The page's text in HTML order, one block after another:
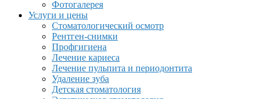
Фотогалерея
Услуги и цены
Стоматологический осмотр
Рентген-снимки
Профгигиена
Лечение кариеса
Лечение пульпита и периодонтита
Удаление зуба
Детская стоматология